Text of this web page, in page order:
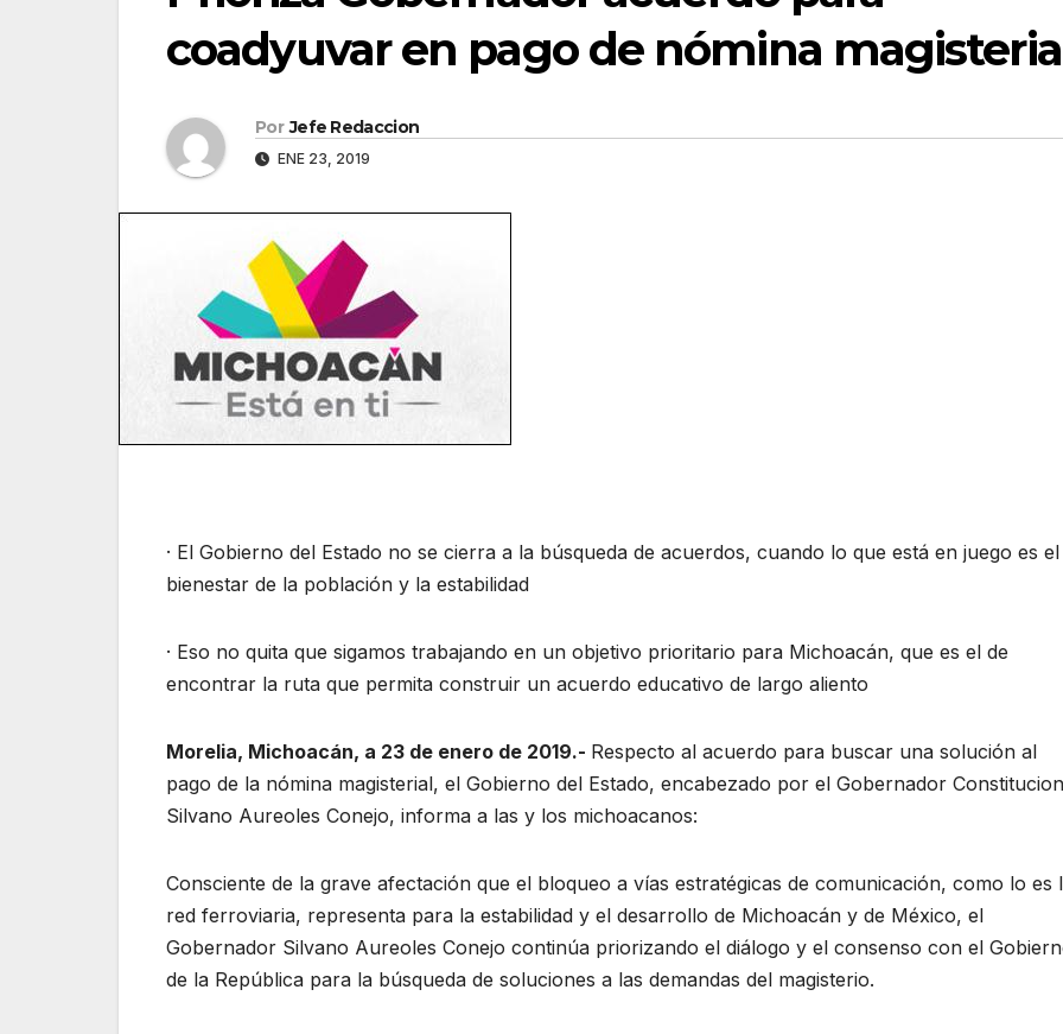
coadyuvar en pago de nómina
Por Jefe Redaccion
ENE 23, 2019
· El Gobierno del Estado no se cierra a la búsqueda de acuerdos, cuando lo que está en juego es el
bienestar de la población y la estabilidad
· Eso no quita que sigamos trabajando en un objetivo prioritario para Michoacán, que es el de
encontrar la ruta que permita construir un acuerdo educativo de largo aliento
Morelia, Michoacán, a 23 de enero de 2019.- Respecto al acuerdo para buscar una solución al
pago de la nómina magisterial, el Gobierno del Estado, encabezado por el Gobernador
Silvano Aureoles Conejo, informa a las y los michoacanos:
Consciente de la grave afectación que el bloqueo a vías estratégicas de comunicación, como lo es
red ferroviaria, representa para la estabilidad y el desarrollo de Michoacán y de México, el
Gobernador Silvano Aureoles Conejo continúa priorizando el diálogo y el consenso con el
de la República para la búsqueda de soluciones a las demandas del magisterio.